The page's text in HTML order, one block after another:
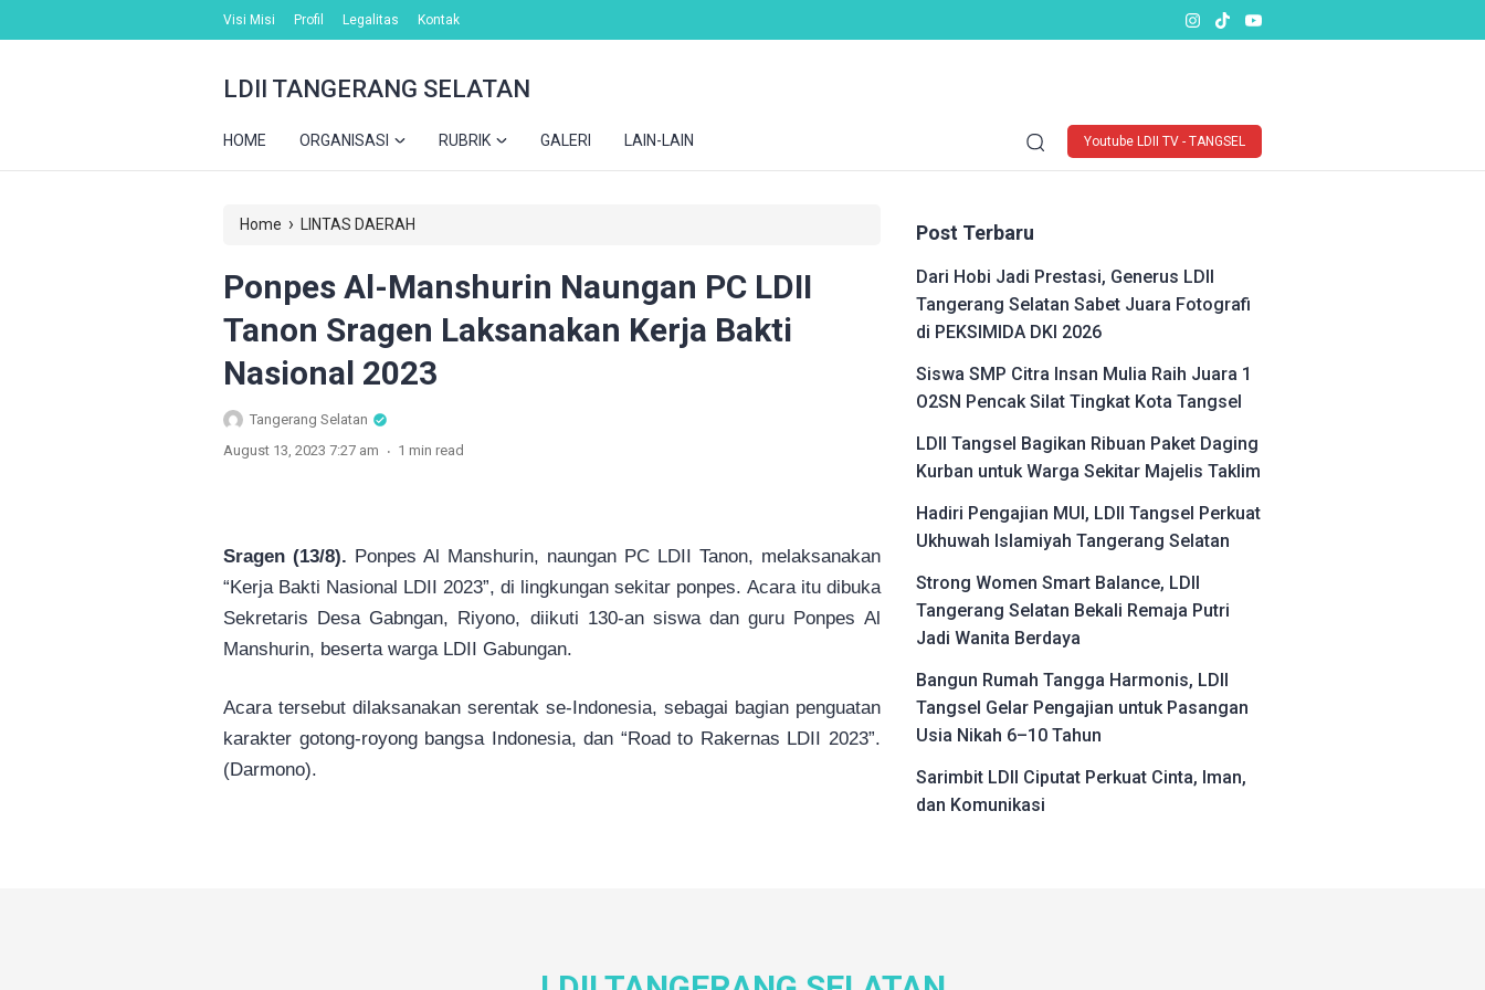
Visi Misi Profil Legalitas Kontak
LDII TANGERANG SELATAN
Youtube LDII TV - TANGSEL
HOME ORGANISASI RUBRIK GALERI LAIN-LAIN
Home › LINTAS DAERAH
Ponpes Al-Manshurin Naungan PC LDII
Tanon Sragen Laksanakan Kerja Bakti
Nasional 2023
Tangerang Selatan
August 13, 2023 7:27 am . 1 min read
Sragen (13/8). Ponpes Al Manshurin, naungan PC LDII Tanon, melaksanakan
“Kerja Bakti Nasional LDII 2023”, di lingkungan sekitar ponpes. Acara itu dibuka
Sekretaris Desa Gabngan, Riyono, diikuti 130-an siswa dan guru Ponpes Al
Manshurin, beserta warga LDII Gabungan.
Acara tersebut dilaksanakan serentak se-Indonesia, sebagai bagian penguatan
karakter gotong-royong bangsa Indonesia, dan “Road to Rakernas LDII 2023”.
(Darmono).
Post Terbaru
Dari Hobi Jadi Prestasi, Generus LDII
Tangerang Selatan Sabet Juara Fotografi
di PEKSIMIDA DKI 2026
Siswa SMP Citra Insan Mulia Raih Juara 1
O2SN Pencak Silat Tingkat Kota Tangsel
LDII Tangsel Bagikan Ribuan Paket Daging
Kurban untuk Warga Sekitar Majelis Taklim
Hadiri Pengajian MUI, LDII Tangsel Perkuat
Ukhuwah Islamiyah Tangerang Selatan
Strong Women Smart Balance, LDII
Tangerang Selatan Bekali Remaja Putri
Jadi Wanita Berdaya
Bangun Rumah Tangga Harmonis, LDII
Tangsel Gelar Pengajian untuk Pasangan
Usia Nikah 6–10 Tahun
Sarimbit LDII Ciputat Perkuat Cinta, Iman,
dan Komunikasi